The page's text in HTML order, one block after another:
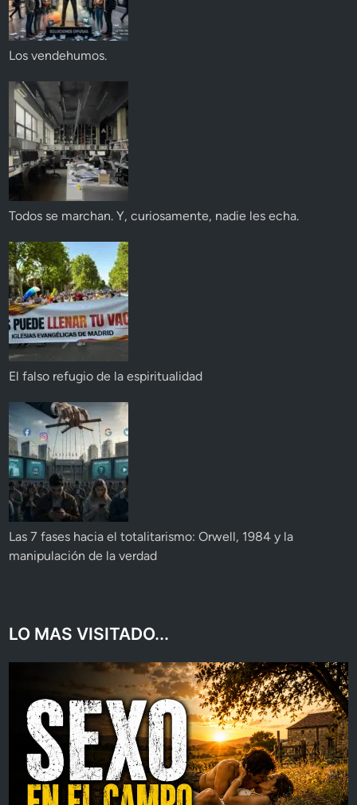
Los vendehumos.
Todos se marchan. Y, curiosamente, nadie les echa.
El falso refugio de la espiritualidad
Las 7 fases hacia el totalitarismo: Orwell, 1984 y la
manipulación de la verdad
LO MAS VISITADO...